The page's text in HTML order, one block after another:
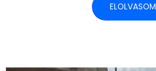
ELOLVASOM